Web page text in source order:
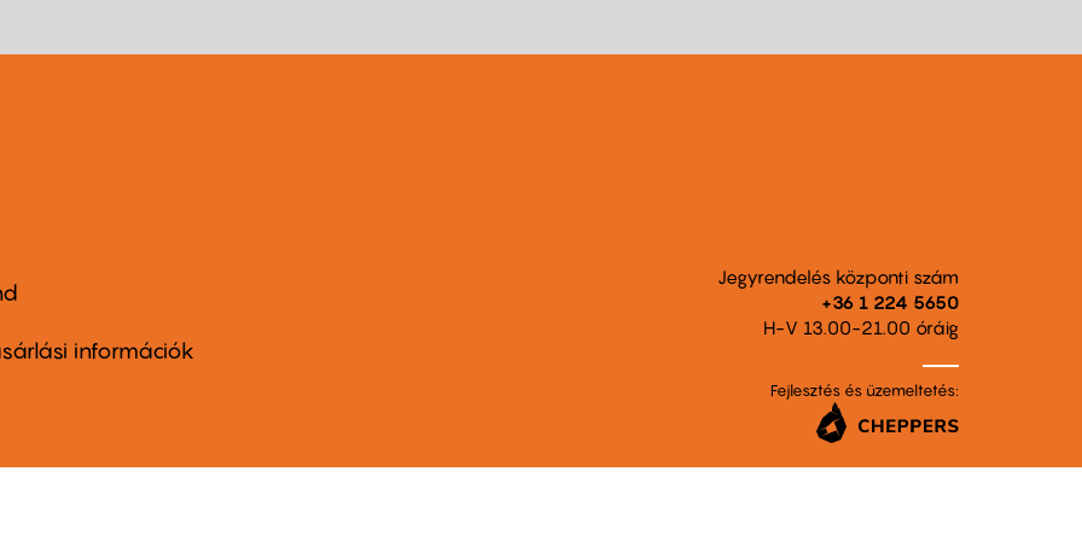
információk
Jegyrendelés központi szám
+36 1 224 5650
H-V 13.00-21.00 óráig
Fejlesztés és üzemeltetés: